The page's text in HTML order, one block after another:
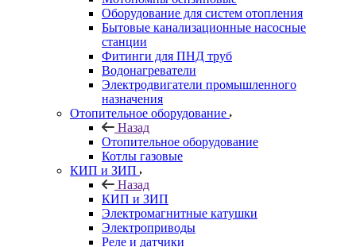
Оборудование для систем отопления
Бытовые канализационные насосные
станции
Фитинги для ПНД труб
Водонагреватели
Электродвигатели промышленного
назначения
Отопительное оборудование
Назад
Отопительное оборудование
Котлы газовые
КИП и ЗИП
Назад
КИП и ЗИП
Электромагнитные катушки
Электроприводы
Реле и датчики